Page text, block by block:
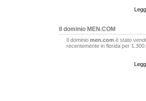
Il dominio MEN.COM
Il dominio men.com è stato
recentemente in florida per